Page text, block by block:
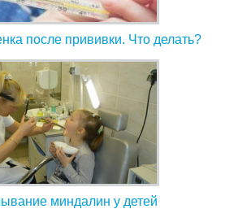
после прививки. Что делать?
миндалин у детей